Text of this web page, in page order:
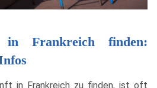
in Frankreich finden:
in Frankreich zu finden, ist oft